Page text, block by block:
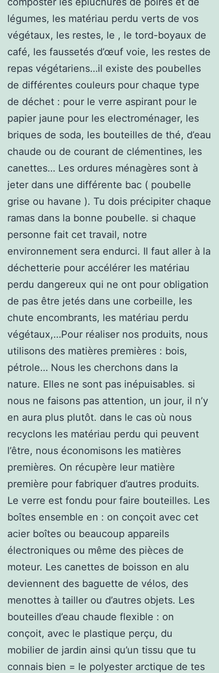
légumes, les matériau perdu verts de vos
végétaux, les restes, le , le tord-boyaux de
café, les faussetés d’œuf voie, les restes de
repas végétariens…il existe des poubelles
de différentes couleurs pour chaque type
de déchet : pour le verre aspirant pour le
papier jaune pour les electroménager, les
briques de soda, les bouteilles de thé, d’eau
chaude ou de courant de clémentines, les
canettes… Les ordures ménagères sont à
jeter dans une différente bac ( poubelle
grise ou havane ). Tu dois précipiter chaque
ramas dans la bonne poubelle. si chaque
personne fait cet travail, notre
environnement sera endurci. Il faut aller à la
déchetterie pour accélérer les matériau
perdu dangereux qui ne ont pour obligation
de pas être jetés dans une corbeille, les
chute encombrants, les matériau perdu
végétaux,…Pour réaliser nos produits, nous
utilisons des matières premières : bois,
pétrole… Nous les cherchons dans la
nature. Elles ne sont pas inépuisables. si
nous ne faisons pas attention, un jour, il n’y
en aura plus plutôt. dans le cas où nous
recyclons les matériau perdu qui peuvent
l’être, nous économisons les matières
premières. On récupère leur matière
première pour fabriquer d’autres produits.
Le verre est fondu pour faire bouteilles. Les
boîtes ensemble en : on conçoit avec cet
acier boîtes ou beaucoup appareils
électroniques ou même des pièces de
moteur. Les canettes de boisson en alu
deviennent des baguette de vélos, des
menottes à tailler ou d’autres objets. Les
bouteilles d’eau chaude flexible : on
conçoit, avec le plastique perçu, du
mobilier de jardin ainsi qu’un tissu que tu
connais bien = le polyester arctique de tes